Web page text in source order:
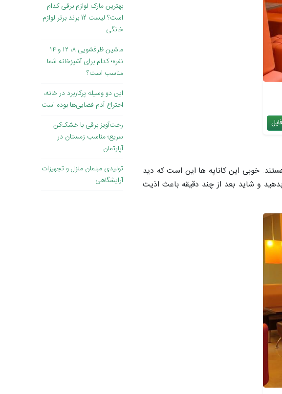
خوبی این کاناپه ها این است که دید
و شاید بعد از چند دقیقه باعث اذیت
بهترین مارک لوازم برقی کدام
است؟ لیست 12 برند برتر لوازم
خانگی
ماشین ظرفشویی ۸، ۱۲ و ۱۴
نفره؛ کدام برای آشپزخانه شما
مناسب است؟
این دو وسیله پرکاربرد در خانه،
اختراع آدم فضایی‌ها بوده است
رخت‌آویز برقی با خشک‌کن
سریع؛ مناسب زمستان در
آپارتمان
تولیدی مبلمان منزل و تجهیزات
آرایشگاهی